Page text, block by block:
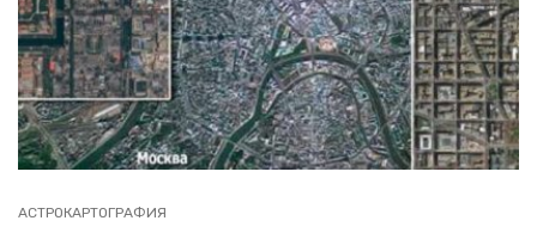
АСТРОКАРТОГРАФИЯ